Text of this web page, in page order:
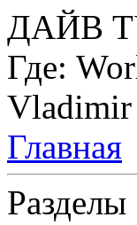
ДАЙВ
Где:
Главная
Разделы